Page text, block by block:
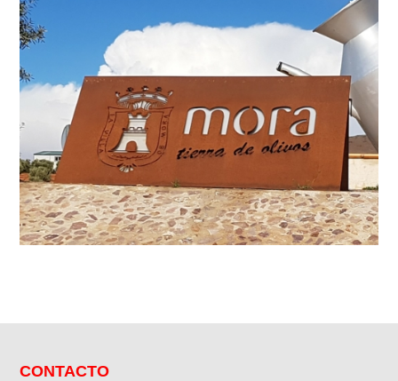
CONTACTO